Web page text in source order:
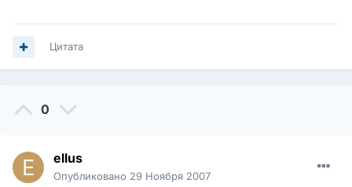
Цитата
0
ellus
Опубликовано 29 Ноября 2007